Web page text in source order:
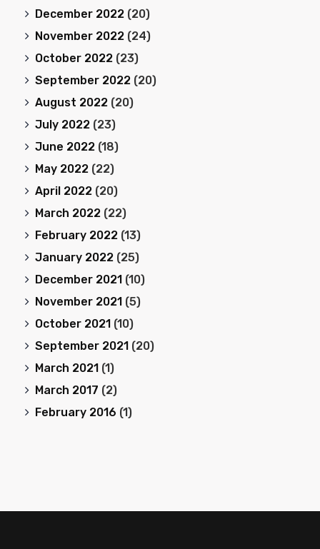
December 2022 (20)
November 2022 (24)
October 2022 (23)
September 2022 (20)
August 2022 (20)
July 2022 (23)
June 2022 (18)
May 2022 (22)
April 2022 (20)
March 2022 (22)
February 2022 (13)
January 2022 (25)
December 2021 (10)
November 2021 (5)
October 2021 (10)
September 2021 (20)
March 2021 (1)
March 2017 (2)
February 2016 (1)